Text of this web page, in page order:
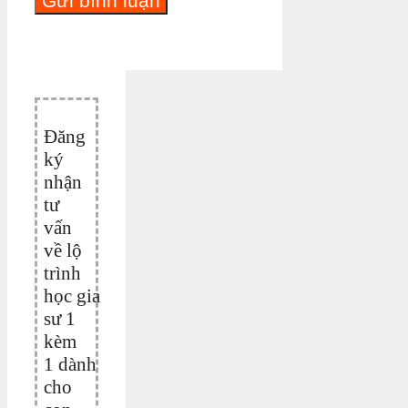
Đăng
ký
nhận
tư
vấn
về lộ
trình
học gia
sư 1
kèm
1 dành
cho